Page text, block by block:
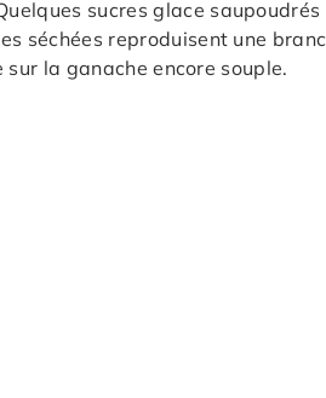
sucres glace
séchées reproduisent une
la ganache encore souple.